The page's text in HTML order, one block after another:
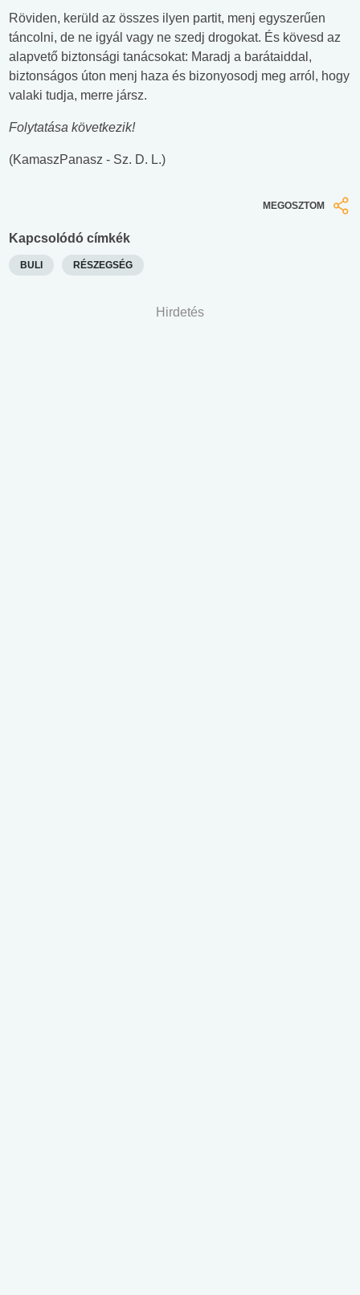
Röviden, kerüld az összes ilyen partit, menj egyszerűen
táncolni, de ne igyál vagy ne szedj drogokat. És kövesd az
alapvető biztonsági tanácsokat: Maradj a barátaiddal,
biztonságos úton menj haza és bizonyosodj meg arról, hogy
valaki tudja, merre jársz.
Folytatása következik!
(KamaszPanasz - Sz. D. L.)
MEGOSZTOM
Kapcsolódó címkék
BULI RÉSZEGSÉG
Hirdetés